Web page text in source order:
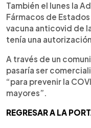
También el lunes la
Fármacos de
vacuna anticovid de
tenía una
A través de un
pasaría ser
“para prevenir la
mayores”.
REGRESAR A LA